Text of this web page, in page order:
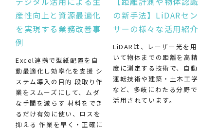
産性向上と資源最適化
を実現する業務改善事
例
Excel連携で型紙配置を自
動最適化し効率化を支援 シ
ステム導入の目的 段取り作
業をスムーズにして、ムダ
な手間を減らす 材料をでき
るだけ有効に使い、ロスを
抑える 作業を早く・正確に
の新手法】LiDARセン
サーの様々な活用紹介
LiDARは、レーザー光を用
いて物体までの距離を高精
度に測定する技術で、自動
運転技術や建築・土木工学
など、多岐にわたる分野で
活用されています。